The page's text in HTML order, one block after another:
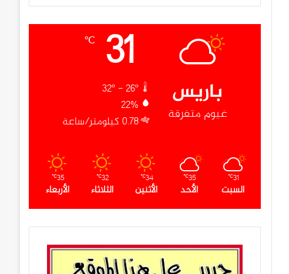
باريس
غيوم متفرقة
31
℃
32º - 26º
22%
0.78 كيلومتر/ساعة
31
℃
السبت
35
℃
الأحد
34
℃
الأثنين
32
℃
الثلاثاء
35
℃
الأربعاء